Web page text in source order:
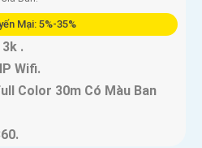
Mại: 5%-35%
3k .
IP Wifi.
Color 30m Có Màu Ban